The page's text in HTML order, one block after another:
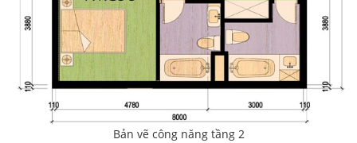
Bản vẽ công năng tầng 2